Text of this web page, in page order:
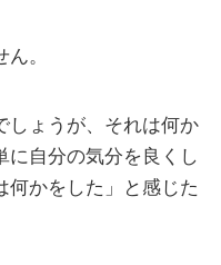
。
しょうが、それは何か
に自分の気分を良くし
何かをした」と感じた